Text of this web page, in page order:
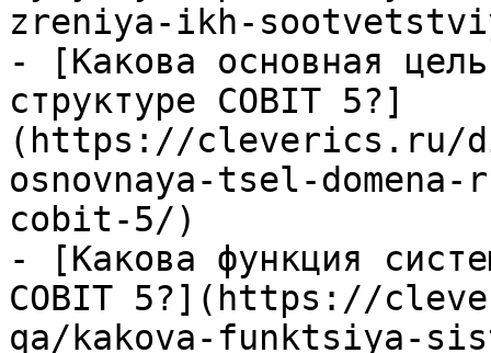
zreniya-ikh-
- [Какова основная
структуре COBIT 5?]
(https://cleverics.ru/
osnovnaya-tsel-
cobit-5/)
- [Какова функция
COBIT 5?](https://
qa/kakova-funktsiya-